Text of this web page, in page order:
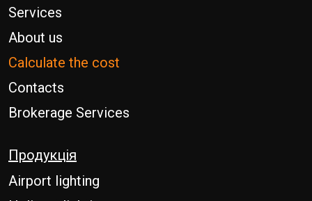
Services
About us
Calculate the cost
Contacts
Brokerage Services
Продукція
Airport lighting